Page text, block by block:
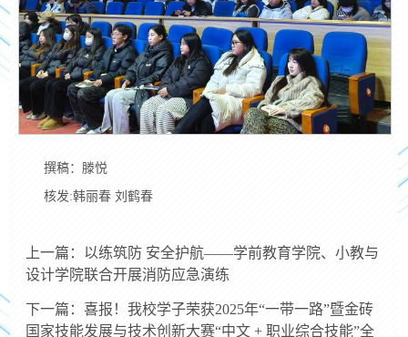
撰稿：滕悦
核发:韩丽春 刘鹤春
上一篇：以练筑防 安全护航——学前教育学院、小教与
设计学院联合开展消防应急演练
下一篇：喜报！我校学子荣获2025年“一带一路”暨金砖
国家技能发展与技术创新大赛“中文 + 职业综合技能”全